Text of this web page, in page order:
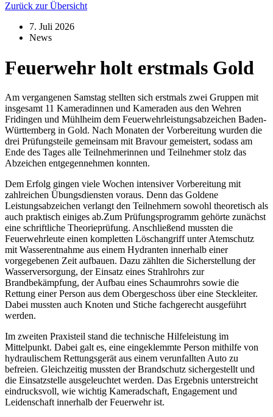
Zurück zur Übersicht
7. Juli 2026
News
Feuerwehr holt erstmals Gold
Am vergangenen Samstag stellten sich erstmals zwei Gruppen mit
insgesamt 11 Kameradinnen und Kameraden aus den Wehren
Fridingen und Mühlheim dem Feuerwehrleistungsabzeichen Baden-
Württemberg in Gold. Nach Monaten der Vorbereitung wurden die
drei Prüfungsteile gemeinsam mit Bravour gemeistert, sodass am
Ende des Tages alle Teilnehmerinnen und Teilnehmer stolz das
Abzeichen entgegennehmen konnten.
Dem Erfolg gingen viele Wochen intensiver Vorbereitung mit
zahlreichen Übungsdiensten voraus. Denn das Goldene
Leistungsabzeichen verlangt den Teilnehmern sowohl theoretisch als
auch praktisch einiges ab.Zum Prüfungsprogramm gehörte zunächst
eine schriftliche Theorieprüfung. Anschließend mussten die
Feuerwehrleute einen kompletten Löschangriff unter Atemschutz
mit Wasserentnahme aus einem Hydranten innerhalb einer
vorgegebenen Zeit aufbauen. Dazu zählten die Sicherstellung der
Wasserversorgung, der Einsatz eines Strahlrohrs zur
Brandbekämpfung, der Aufbau eines Schaumrohrs sowie die
Rettung einer Person aus dem Obergeschoss über eine Steckleiter.
Dabei mussten auch Knoten und Stiche fachgerecht ausgeführt
werden.
Im zweiten Praxisteil stand die technische Hilfeleistung im
Mittelpunkt. Dabei galt es, eine eingeklemmte Person mithilfe von
hydraulischem Rettungsgerät aus einem verunfallten Auto zu
befreien. Gleichzeitig mussten der Brandschutz sichergestellt und
die Einsatzstelle ausgeleuchtet werden. Das Ergebnis unterstreicht
eindrucksvoll, wie wichtig Kameradschaft, Engagement und
Leidenschaft innerhalb der Feuerwehr ist.